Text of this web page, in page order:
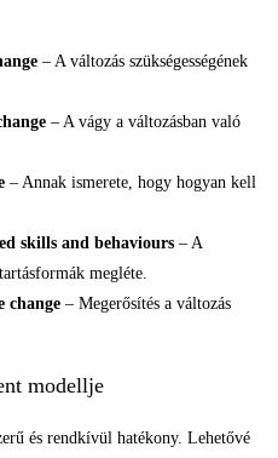
– A változás szükségességének
– A vágy a változásban való
– Annak ismerete, hogy hogyan kell
skills and behaviours – A
megléte.
change – Megerősítés a változás
modellje
és rendkívül hatékony. Lehetővé